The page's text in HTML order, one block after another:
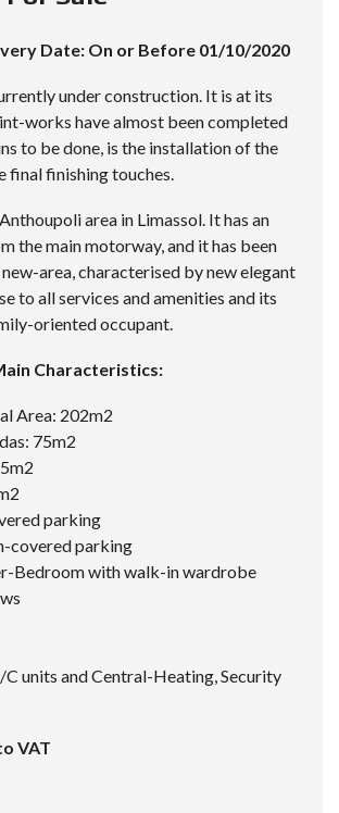
Date: On or Before 01/10/2020
under construction. It is at its
works have almost been completed
to be done, is the installation of the
final finishing touches.
area in Limassol. It has an
the main motorway, and it has been
area, characterised by new elegant
to all services and amenities and its
oriented occupant.
Characteristics:
Area: 202m2
75m2
parking
covered parking
Bedroom with walk-in wardrobe
units and Central-Heating, Security
VAT